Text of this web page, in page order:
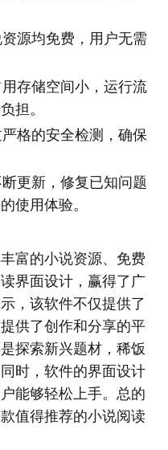
源均免费，用户无需
存储空间小，运行流
担。
格的安全检测，确保
更新，修复已知问题
使用体验。
富的小说资源、免费
界面设计，赢得了广
，该软件不仅提供了
供了创作和分享的平
探索新兴题材，稀饭
时，软件的界面设计
能够轻松上手。总的
值得推荐的小说阅读